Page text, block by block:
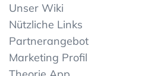
Unser Wiki
Nützliche Links
Partnerangebot
Marketing Profil